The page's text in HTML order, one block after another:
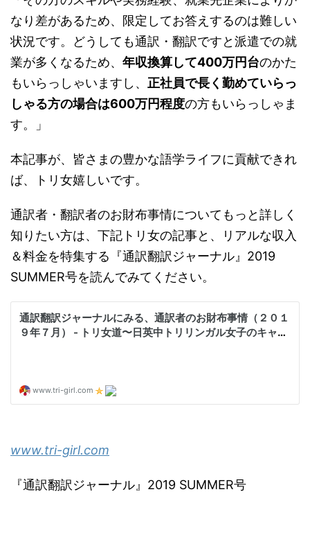
なり差があるため、限定してお答えするのは難しい
状況です。どうしても通訳・翻訳ですと派遣での就
業が多くなるため、 年収換算して400万円台のかた
もいらっしゃいますし、 正社員で長く勤めていらっ
しゃる方の場合は600万円程度の方もいらっしゃま
す。」
本記事が、皆さまの豊かな語学ライフに貢献できれ
ば、トリ女嬉しいです。
通訳者・翻訳者のお財布事情についてもっと詳しく
知りたい方は、下記トリ女の記事と、リアルな収入
＆料金を特集する『通訳翻訳ジャーナル』2019
SUMMER号を読んでみてください。
www.tri-girl.com
『通訳翻訳ジャーナル』2019 SUMMER号